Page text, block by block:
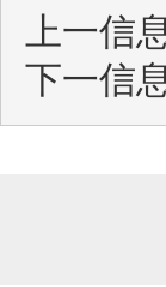
上一信
下一信